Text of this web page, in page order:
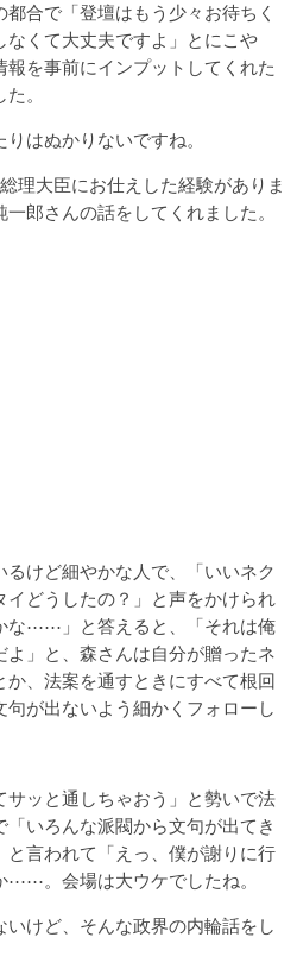
合で「登壇はもう少々お待ちく
なくて大丈夫ですよ」とにこや
を事前にインプットしてくれた
。
はぬかりないですね。
理大臣にお仕えした経験がありま
郎さんの話をしてくれました。
けど細やかな人で、「いいネク
イどうしたの？」と声をかけられ
な⋯⋯」と答えると、「それは俺
」と、森さんは自分が贈ったネ
、法案を通すときにすべて根回
句が出ないよう細かくフォローし
ッと通しちゃおう」と勢いで法
いろんな派閥から文句が出てき
と言われて「えっ、僕が謝りに行
⋯⋯。会場は大ウケでしたね。
けど、そんな政界の内輪話をし